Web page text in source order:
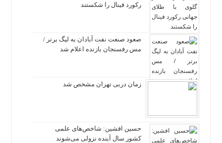
رکورد فینال را شکستند
صعود صنعت نفت آبادان به لیگ برتر /
مس رفسنجان بازنده اعلام شد
زمان دربی تهران مشخص شد
حسین افشین: شاخص‌های علمی
کشور سال آینده نزولی می‌شوند